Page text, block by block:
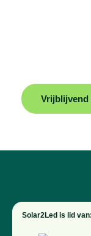
Vrijblijvend
Solar2Led is lid van: